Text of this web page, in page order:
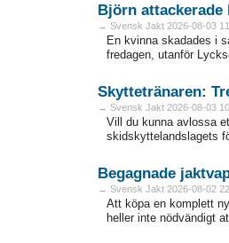
Björn attackerade
→ Svensk Jakt 2026-08-03
En kvinna skadades i
fredagen, utanför
Skyttetränaren:
→ Svensk Jakt 2026-08-03
Vill du kunna avlossa
skidskyttelandslagets
Begagnade
→ Svensk Jakt 2026-08-02
Att köpa en komplett
heller inte nödvändigt